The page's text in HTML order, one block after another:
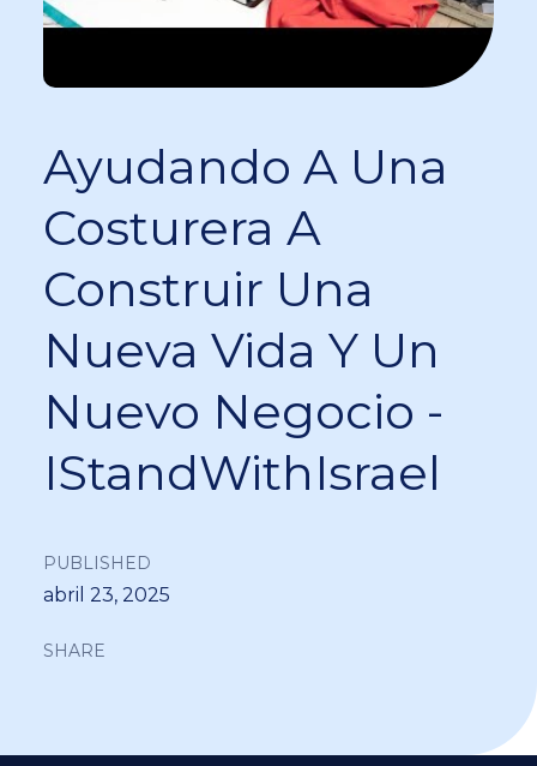
Ayudando A Una
Costurera A
Construir Una
Nueva Vida Y Un
Nuevo Negocio -
IStandWithIsrael
PUBLISHED
abril 23, 2025
SHARE